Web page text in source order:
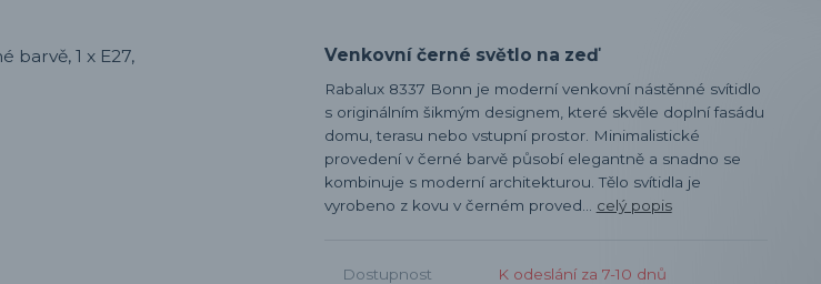
Venkovní černé světlo na zeď
Rabalux 8337 Bonn je moderní venkovní nástěnné svítidlo
s originálním šikmým designem, které skvěle doplní fasádu
domu, terasu nebo vstupní prostor. Minimalistické
provedení v černé barvě působí elegantně a snadno se
kombinuje s moderní architekturou. Tělo svítidla je
vyrobeno z kovu v černém proved... celý popis
Dostupnost K odeslání za 7-10 dnů